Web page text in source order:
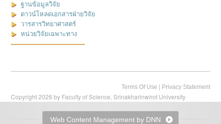
ฐานข้อมูลวิจัย
ดาวน์โหลดเอกสารฝ่ายวิจัย
วารสารวิทยาศาสตร์
หน่วยวิจัยเฉพาะทาง
Terms Of Use | Privacy Statement
Copyright 2026 by Faculty of Science, Srinakharinwirot University
Web Content Management by DNN